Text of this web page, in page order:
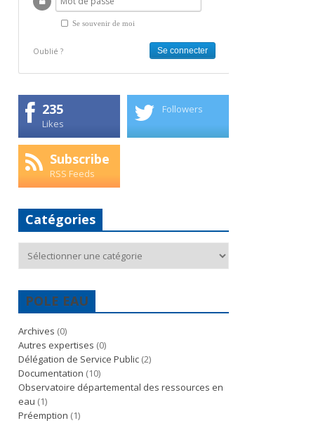
Se souvenir de moi
Oublié ?
235
Likes
Followers
Subscribe
RSS Feeds
Catégories
POLE EAU
Archives (0)
Autres expertises (0)
Délégation de Service Public (2)
Documentation (10)
Observatoire départemental des ressources en
eau (1)
Préemption (1)